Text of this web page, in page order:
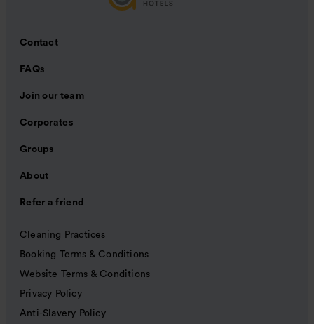
Contact
FAQs
Join our team
Corporates
Groups
About
Refer a friend
Cleaning Practices
Booking Terms & Conditions
Website Terms & Conditions
Privacy Policy
Anti-Slavery Policy